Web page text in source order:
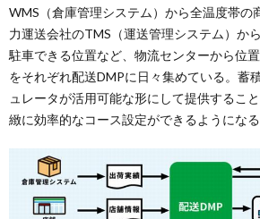
WMS（倉庫管理システム）から全温度帯の
力運送会社のTMS（運送管理システム）か
駐車できる位置など、物流センターから位
をそれぞれ配送DMPに日々集めている。蓄
ュレータが活用可能な形にして提供するこ
緻に効率的なコース設定ができるようになる